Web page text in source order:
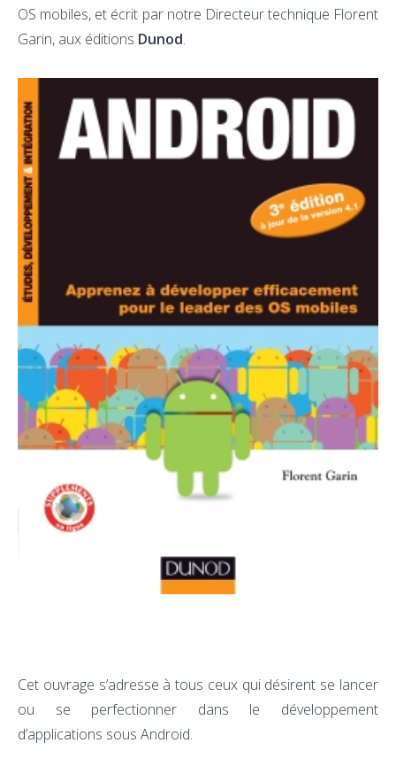
OS mobiles, et écrit par notre Directeur technique Florent
Garin, aux éditions Dunod.
Cet ouvrage s’adresse à tous ceux qui désirent se lancer
ou se perfectionner dans le développement
d’applications sous Android.